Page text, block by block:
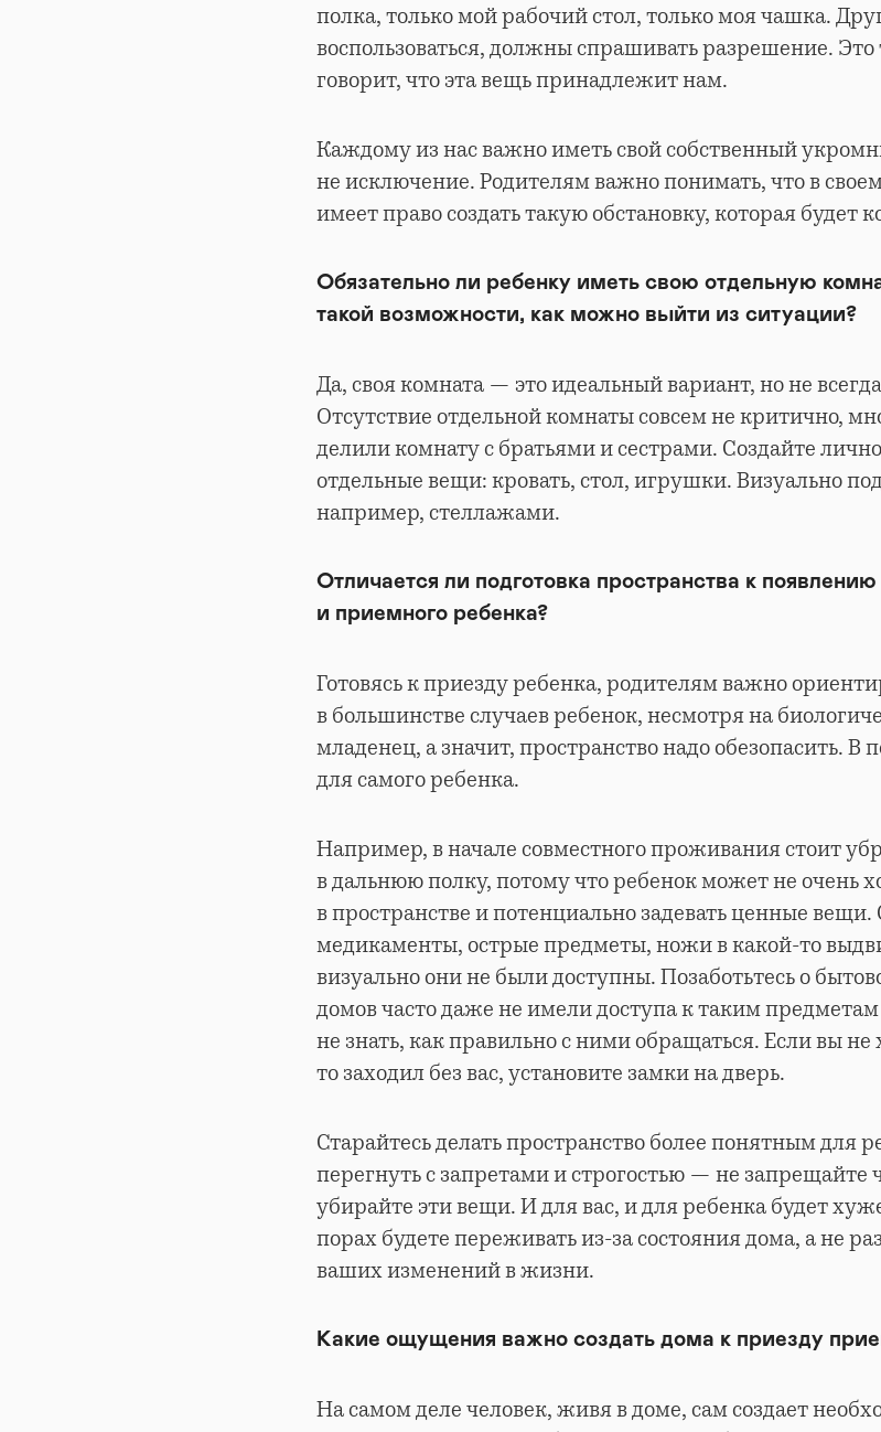
полка, только мой рабочий стол, только моя чашка.
воспользоваться, должны спрашивать разрешение.
говорит, что эта вещь принадлежит нам.
Каждому из нас важно иметь свой собственный
не исключение. Родителям важно понимать, что в
имеет право создать такую обстановку, которая будет
Обязательно ли ребенку иметь свою отдельную
такой возможности, как можно выйти из ситуации?
Да, своя комната — это идеальный вариант, но не
Отсутствие отдельной комнаты совсем не критично,
делили комнату с братьями и сестрами. Создайте
отдельные вещи: кровать, стол, игрушки. Визуально
например, стеллажами.
Отличается ли подготовка пространства к появлению
и приемного ребенка?
Готовясь к приезду ребенка, родителям важно
в большинстве случаев ребенок, несмотря на
младенец, а значит, пространство надо обезопасить. В
для самого ребенка.
Например, в начале совместного проживания стоит
в дальнюю полку, потому что ребенок может не очень
в пространстве и потенциально задевать ценные
медикаменты, острые предметы, ножи в какой-то
визуально они не были доступны. Позаботьтесь о
домов часто даже не имели доступа к таким
не знать, как правильно с ними обращаться. Если вы
то заходил без вас, установите замки на дверь.
Старайтесь делать пространство более понятным для
перегнуть с запретами и строгостью — не запрещайте
убирайте эти вещи. И для вас, и для ребенка будет
порах будете переживать из-за состояния дома, а не
ваших изменений в жизни.
Какие ощущения важно создать дома к приезду
На самом деле человек, живя в доме, сам создает